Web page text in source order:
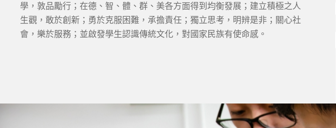
學，敦品勵行；在德、智、體、群、美各方面得到均衡發展；建立積極之人
生觀，敢於創新；勇於克服困難，承擔責任；獨立思考，明辨是非；關心社
會，樂於服務；並啟發學生認識傳統文化，對國家民族有使命感。